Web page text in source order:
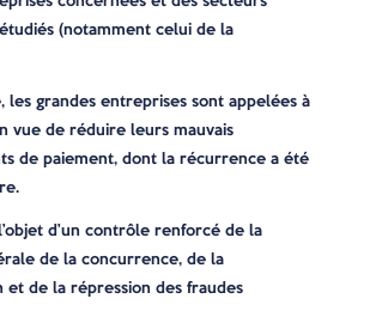
(notamment celui de la
les grandes entreprises sont appelées à
vue de réduire leurs mauvais
de paiement, dont la récurrence a été
d’un contrôle renforcé de la
de la concurrence, de la
et de la répression des fraudes